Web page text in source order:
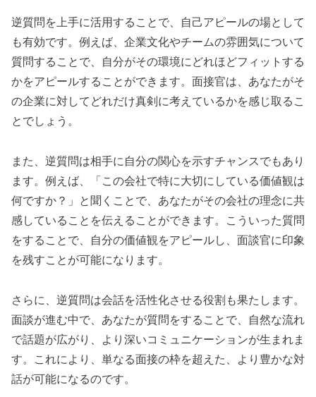
逆質問を上手に活用することで、自己アピールの場として
も有効です。例えば、企業文化やチームの雰囲気について
質問することで、自分がその環境にどれほどフィットする
かをアピールすることができます。面接官は、あなたがそ
の企業に対してどれだけ真剣に考えているかを感じ取るこ
とでしょう。
また、逆質問は相手に自分の関心を示すチャンスでもあり
ます。例えば、「この会社で特に大切にしている価値観は
何ですか？」と聞くことで、あなたがその会社の理念に共
感していることを伝えることができます。こういった質問
をすることで、自分の価値観をアピールし、面談官に印象
を残すことが可能になります。
さらに、逆質問は会話を活性化させる役割も果たします。
面談が進む中で、あなたが質問をすることで、自然な流れ
で話題が広がり、より深いコミュニケーションが生まれま
す。これにより、単なる面接の枠を超えた、より豊かな対
話が可能になるのです。